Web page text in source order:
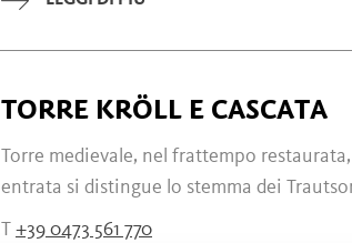
TORRE KRÖLL E CASCATA
Torre medievale, nel frattempo
entrata si distingue lo stemma dei
T +39 0473 561 770